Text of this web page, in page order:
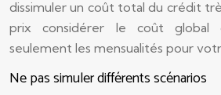
dissimuler un coût total du crédit
prix considérer le coût
seulement les mensualités pour
Ne pas simuler différents scénarios